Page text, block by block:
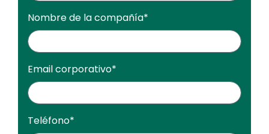
Nombre de la compañía*
Email corporativo*
Teléfono*